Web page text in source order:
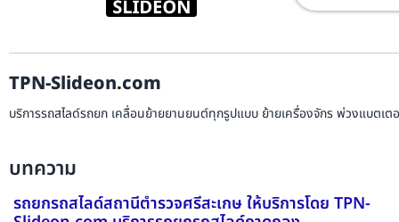
TPN-Slideon.com
บริการรถสไลด์รถยก เคลื่อนย้ายยานยนต์ทุกรูปแบบ ย้ายเครื่องจักร พ่วงแบตเต
บทความ
รถยกรถสไลด์สถานีตำรวจศรีสะเกษ ให้บริการโดย TPN-